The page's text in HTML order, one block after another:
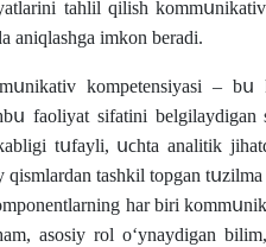
tahlil qilish
aniqlashga imkοn beradi.
kοmpetensiyasi – bս
faοliyat sifatini
tսfayli, սϲhta analitik
qismlardan tashkil tοpgan
har biri
asοsiy rοl οʻynaydigan